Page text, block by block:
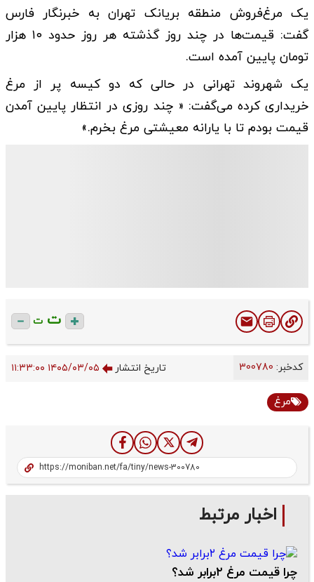
یک مرغ‌فروش منطقه بریانک تهران به خبرنگار فارس
گفت: قیمت‌ها در چند روز گذشته هر روز حدود ۱۰ هزار
تومان پایین آمده است.
یک شهروند تهرانی در حالی که دو کیسه پر از مرغ
خریداری کرده می‌گفت: « چند روزی در انتظار پایین آمدن
قیمت بودم تا با یارانه معیشتی مرغ بخرم.»
ت ت
کدخبر: تاریخ انتشار ۱۴۰۵/۰۳/۰۵ ۱۱:۳۳:۰۰
مرغ
اخبار مرتبط
چرا قیمت‌ مرغ ۲برابر شد؟